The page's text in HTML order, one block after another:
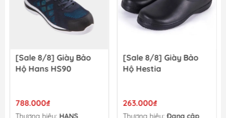
[Sale 8/8] Giày Bảo
Hộ Hans HS90
788.000₫
Thương hiệu: HANS
[Sale 8/8] Giày Bảo
Hộ Hestia
263.000₫
Thương hiệu:Đang cập